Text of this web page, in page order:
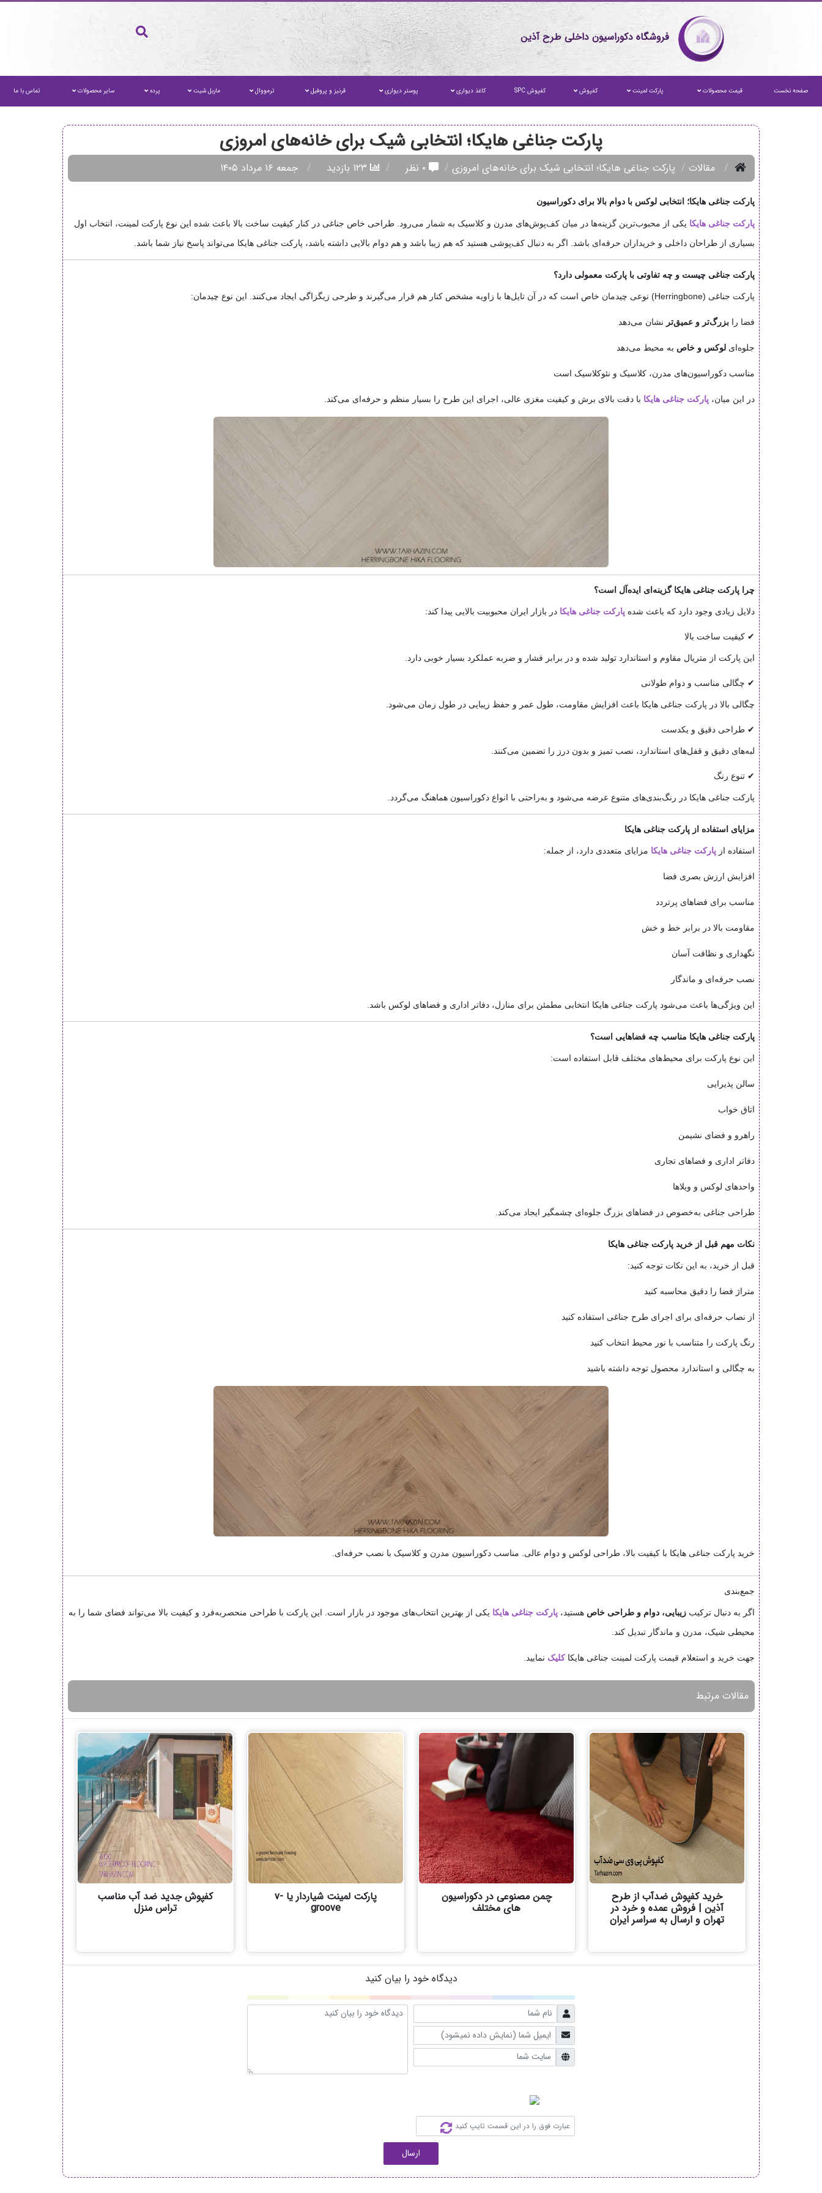
فروشگاه دکوراسیون داخلی طرح آذین
صفحه نخست قیمت محصولات پارکت لمینت کفپوش کفپوش SPC کاغذ دیواری پوستر دیواری قرنیز و پروفیل ترمووال ماربل شیت پرده سایر محصولات تماس با ما
پارکت جناغی هایکا؛ انتخابی شیک برای خانه‌های امروزی
مقالات پارکت جناغی هایکا؛ انتخابی شیک برای خانه‌های امروزی ۰ نظر جمعه ۱۶ مرداد ۱۴۰۵
پارکت جناغی هایکا؛ انتخابی لوکس با دوام بالا برای دکوراسیون
پارکت جناغی هایکا یکی از محبوب‌ترین گزینه‌ها در میان کف‌پوش‌های مدرن و کلاسیک به شمار می‌رود. طراحی خاص جناغی در کنار کیفیت ساخت بالا باعث شده این نوع پارکت لمینت، انتخاب اول
بسیاری از طراحان داخلی و خریداران حرفه‌ای باشد. اگر به دنبال کف‌پوشی هستید که هم زیبا باشد و هم دوام بالایی داشته باشد، پارکت جناغی هایکا می‌تواند پاسخ نیاز شما باشد.
پارکت جناغی چیست و چه تفاوتی با پارکت معمولی دارد؟
پارکت جناغی (Herringbone) نوعی چیدمان خاص است که در آن تایل‌ها با زاویه مشخص کنار هم قرار می‌گیرند و طرحی زیگزاگی ایجاد می‌کنند. این نوع چیدمان:
فضا رابزرگ‌تر و عمیق‌تر نشان می‌دهد
جلوه‌ایلوکس و خاص به محیط می‌دهد
مناسب دکوراسیون‌های مدرن، کلاسیک و نئوکلاسیک است
در این میان،پارکت جناغی هایکا با دقت بالای برش و کیفیت مغزی عالی، اجرای این طرح را بسیار منظم و حرفه‌ای می‌کند.
چرا پارکت جناغی هایکا گزینه‌ای ایده‌آل است؟
دلایل زیادی وجود دارد که باعث شدهپارکت جناغی هایکا در بازار ایران محبوبیت بالایی پیدا کند:
✔ کیفیت ساخت بالا
این پارکت از متریال مقاوم و استاندارد تولید شده و در برابر فشار و ضربه عملکرد بسیار خوبی دارد.
✔ چگالی مناسب و دوام طولانی
چگالی بالا در پارکت جناغی هایکا باعث افزایش مقاومت، طول عمر و حفظ زیبایی در طول زمان می‌شود.
✔ طراحی دقیق و یکدست
لبه‌های دقیق و قفل‌های استاندارد، نصب تمیز و بدون درز را تضمین می‌کنند.
✔ تنوع رنگ
پارکت جناغی هایکا در رنگ‌بندی‌های متنوع عرضه می‌شود و به‌راحتی با انواع دکوراسیون هماهنگ می‌گردد.
مزایای استفاده از پارکت جناغی هایکا
استفاده ازپارکت جناغی هایکا مزایای متعددی دارد، از جمله:
افزایش ارزش بصری فضا
مناسب برای فضاهای پرتردد
مقاومت بالا در برابر خط و خش
نگهداری و نظافت آسان
نصب حرفه‌ای و ماندگار
این ویژگی‌ها باعث می‌شود پارکت جناغی هایکا انتخابی مطمئن برای منازل، دفاتر اداری و فضاهای لوکس باشد.
پارکت جناغی هایکا مناسب چه فضاهایی است؟
این نوع پارکت برای محیط‌های مختلف قابل استفاده است:
سالن پذیرایی
اتاق خواب
راهرو و فضای نشیمن
دفاتر اداری و فضاهای تجاری
واحدهای لوکس و ویلاها
طراحی جناغی به‌خصوص در فضاهای بزرگ جلوه‌ای چشمگیر ایجاد می‌کند.
نکات مهم قبل از خرید پارکت جناغی هایکا
قبل از خرید، به این نکات توجه کنید:
متراژ فضا را دقیق محاسبه کنید
از نصاب حرفه‌ای برای اجرای طرح جناغی استفاده کنید
رنگ پارکت را متناسب با نور محیط انتخاب کنید
به چگالی و استاندارد محصول توجه داشته باشید
خرید پارکت جناغی هایکا با کیفیت بالا، طراحی لوکس و دوام عالی. مناسب دکوراسیون مدرن و کلاسیک با نصب حرفه‌ای.
جمع‌بندی
اگر به دنبال ترکیبزیبایی، دوام و طراحی خاص هستید،پارکت جناغی هایکا یکی از بهترین انتخاب‌های موجود در بازار است. این پارکت با طراحی منحصر‌به‌فرد و کیفیت بالا می‌تواند فضای شما را به
محیطی شیک، مدرن و ماندگار تبدیل کند.
جهت خرید و استعلام قیمت پارکت لمینت جناغی هایکاکلیک نمایید.
مقالات مرتبط
خرید کفپوش ضدآب از طرح
آذین | فروش عمده و خرد در
تهران و ارسال به سراسر ایران
چمن مصنوعی در دکوراسیون
های مختلف
پارکت لمینت شیاردار یا v-
groove
کفپوش جدید ضد آب مناسب
تراس منزل
دیدگاه خود را بیان کنید
ارسال